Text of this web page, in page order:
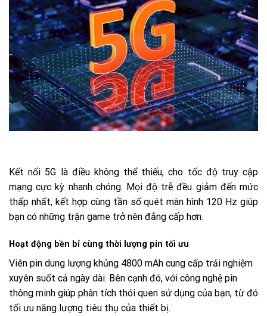
Kết nối 5G là điều không thể thiếu, cho tốc độ truy cập
mạng cực kỳ nhanh chóng. Mọi độ trễ đều giảm đến mức
thấp nhất, kết hợp cùng tần số quét màn hình 120 Hz giúp
bạn có những trận game trở nên đẳng cấp hơn.
Hoạt động bền bỉ cùng thời lượng pin tối ưu
Viên pin dung lượng khủng 4800 mAh cung cấp trải nghiệm
xuyên suốt cả ngày dài. Bên cạnh đó, với công nghệ pin
thông minh giúp phân tích thói quen sử dụng của bạn, từ đó
tối ưu năng lượng tiêu thụ của thiết bị.